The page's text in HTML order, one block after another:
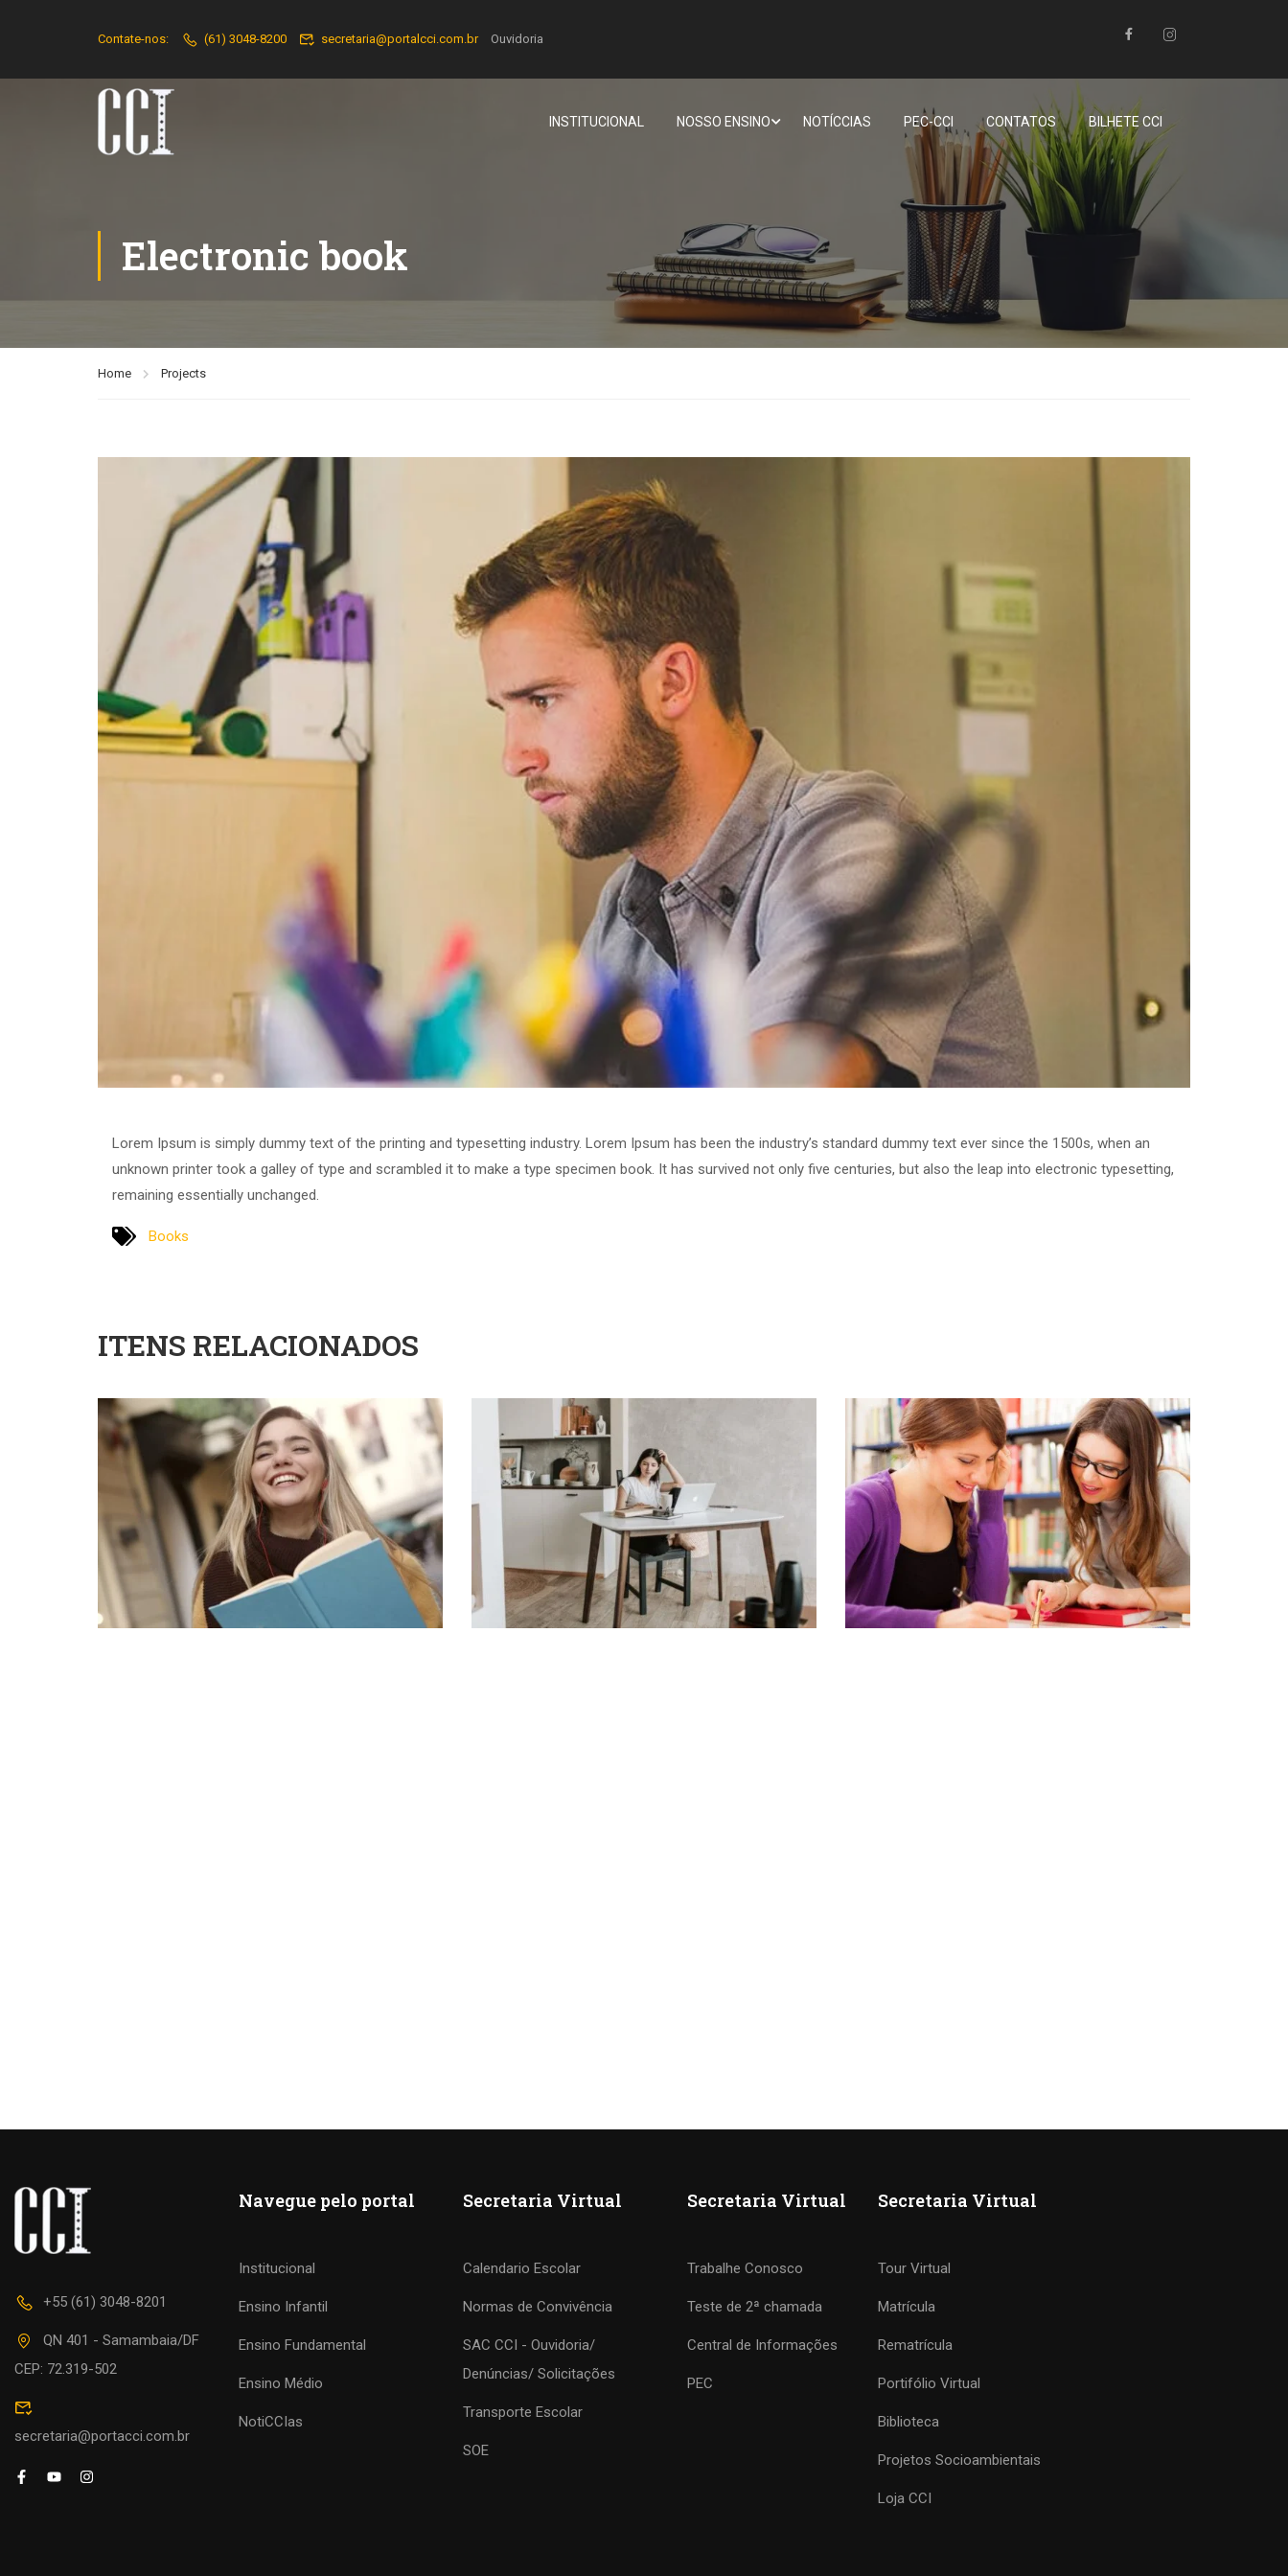
Contate-nos: (61) 3048-8200 secretaria@portalcci.com.br Ouvidoria
INSTITUCIONAL NOSSO ENSINO NOTÍCCIAS PEC-CCI CONTATOS BILHETE CCI
Electronic book
Home Projects
Lorem Ipsum is simply dummy text of the printing and typesetting industry. Lorem Ipsum has been the industry’s standard dummy text ever since the 1500s, when an
unknown printer took a galley of type and scrambled it to make a type specimen book. It has survived not only five centuries, but also the leap into electronic typesetting,
remaining essentially unchanged.
Books
ITENS RELACIONADOS
+55 (61) 3048-8201
QN 401 - Samambaia/DF
CEP: 72.319-502
secretaria@portacci.com.br
Navegue pelo portal
Institucional
Ensino Infantil
Ensino Fundamental
Ensino Médio
NotiCCIas
Secretaria Virtual
Calendario Escolar
Normas de Convivência
SAC CCI - Ouvidoria/
Denúncias/ Solicitações
Transporte Escolar
SOE
Secretaria Virtual
Trabalhe Conosco
Teste de 2ª chamada
Central de Informações
PEC
Secretaria Virtual
Tour Virtual
Matrícula
Rematrícula
Portifólio Virtual
Biblioteca
Projetos Socioambientais
Loja CCI
COLÉGIO CCI